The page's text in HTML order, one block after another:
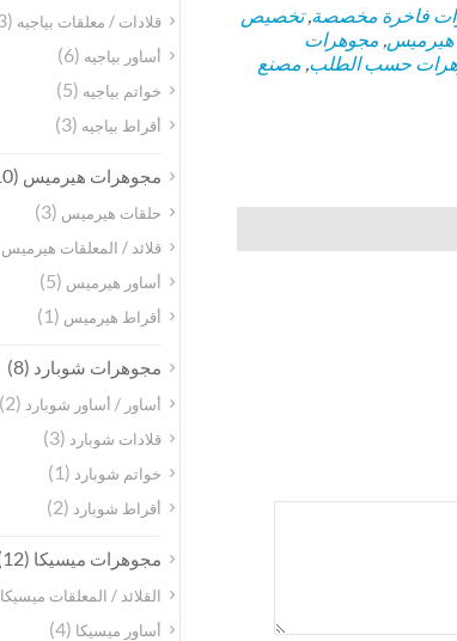
فاخرة مخصصة,تخصيص
هيرميس, مجوهرات
حسب الطلب, مصنع
قلادات / معلقات بياجيه (3)
أساور بياجيه (6)
خواتم بياجيه (5)
أقراط بياجيه (3)
مجوهرات هيرميس (10)
حلقات هيرميس (3)
قلائد / المعلقات هيرميس
أساور هيرميس (5)
أقراط هيرميس (1)
مجوهرات شوبارد (8)
أساور / أساور شوبارد (2)
قلادات شوبارد (3)
خواتم شوبارد (1)
أقراط شوبارد (2)
مجوهرات ميسيكا (12)
القلائد / المعلقات ميسيكا
أساور ميسيكا (4)